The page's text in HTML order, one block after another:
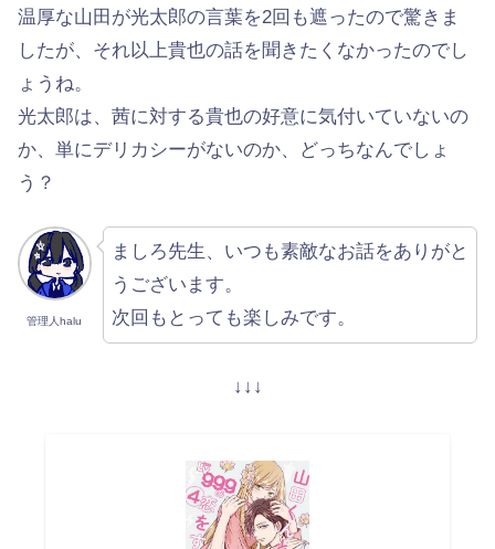
温厚な山田が光太郎の言葉を2回も遮ったので驚きま
したが、それ以上貴也の話を聞きたくなかったのでし
ょうね。
光太郎は、茜に対する貴也の好意に気付いていないの
か、単にデリカシーがないのか、どっちなんでしょ
う？
管理人halu
ましろ先生、いつも素敵なお話をありがと
うございます。
次回もとっても楽しみです。
↓↓↓